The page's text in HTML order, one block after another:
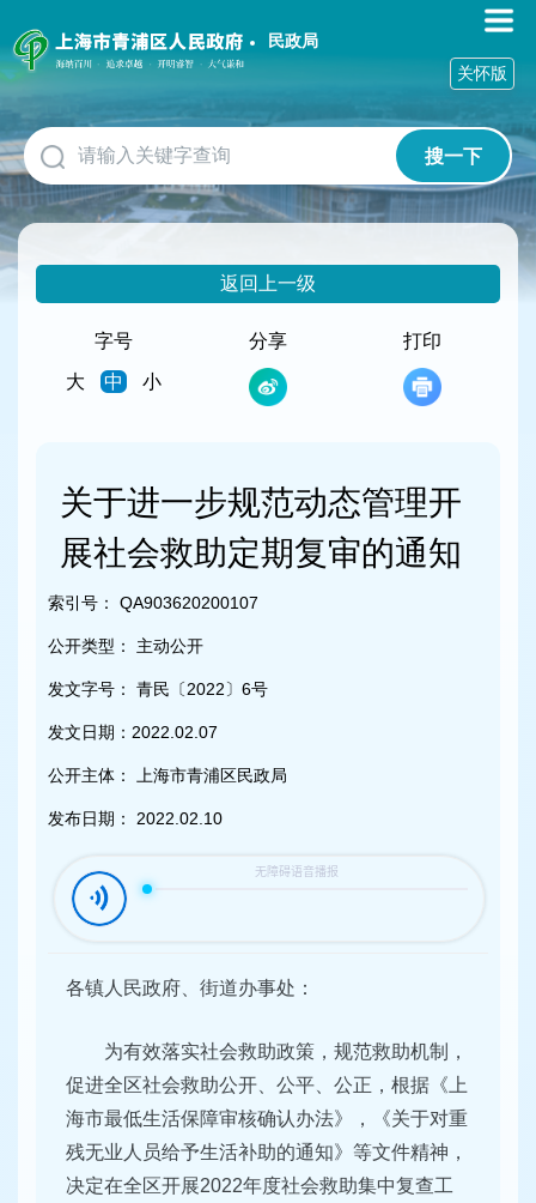
障
碍
作
说
明
跳
到
网
民政局
搜一下
关怀版
返回上一级
字号
大
中 小
分享 打印
关于进一步规范动态管理开
展社会救助定期复审的通知
索引号： QA903620200107
公开类型： 主动公开
发文字号： 青民〔2022〕6号
发文日期： 2022.02.07
公开主体： 上海市青浦区民政局
发布日期： 2022.02.10
各镇人民政府、街道办事处：
为有效落实社会救助政策，规范救助机制，
促进全区社会救助公开、公平、公正，根据《上
海市最低生活保障审核确认办法》，《关于对重
残无业人员给予生活补助的通知》等文件精神，
决定在全区开展2022年度社会救助集中复查工